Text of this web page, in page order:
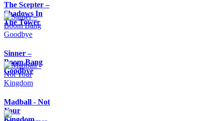
The Scepter –
Shadows In
The Tower
Sinner –
Boom Bang
Goodbye
Madball - Not
Your
Kingdom